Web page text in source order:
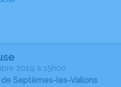
2019 à 15h00
de Septèmes-les-Vallons